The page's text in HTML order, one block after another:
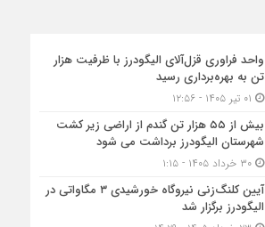
واحد فراوری قزل‌آلای الیگودرز با ظرفیت هزار
تن به بهره‌برداری رسید
بیش از ۵۵ هزار تن گندم از اراضی زیر کشت
شهرستان الیگودرز برداشت می شود
۳۰ خرداد ۱۴۰۵ - ۱:۱۵
آیین کلنگ‌زنی نیروگاه خورشیدی ۳ مگاواتی در
الیگودرز برگزار شد